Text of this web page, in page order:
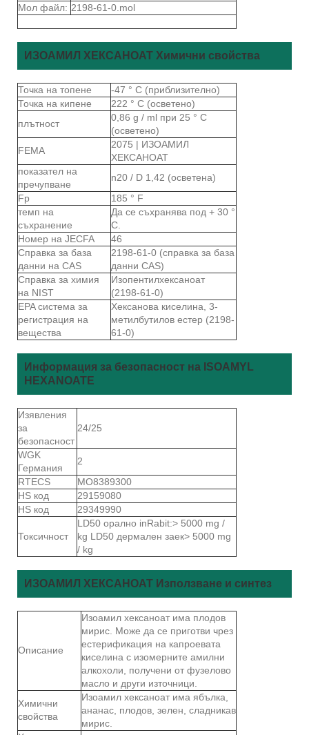
Мол файл: 2198-61-0.mol
ИЗОАМИЛ ХЕКСАНОАТ Химични свойства
Точка на топене
-47 ° C (приблизително)
Точка на кипене
222 ° C (осветено)
плътност
0,86 g / ml при 25 ° C
(осветено)
FEMA
2075 | ИЗОАМИЛ
ХЕКСАНОАТ
показател на
пречупване
n20 / D 1,42 (осветена)
Fp
185 ° F
темп на
съхранение
Да се ​​съхранява под + 30 °
C.
Номер на JECFA
46
Справка за база
данни на CAS
2198-61-0 (справка за база
данни CAS)
Справка за химия
на NIST
Изопентилхексаноат
(2198-61-0)
EPA система за
регистрация на
вещества
Хексанова киселина, 3-
метилбутилов естер (2198-
61-0)
Информация за безопасност на ISOAMYL
HEXANOATE
Изявления
за
безопасност
24/25
WGK
Германия
2
RTECS
MO8389300
HS код
29159080
HS код
29349990
Токсичност
LD50 орално inRabit:> 5000 mg /
kg LD50 дермален заек> 5000 mg
/ kg
ИЗОАМИЛ ХЕКСАНОАТ Използване и синтез
Описание
Изоамил хексаноат има плодов
мирис. Може да се приготви чрез
естерификация на капроевата
киселина с изомерните амилни
алкохоли, получени от фузелово
масло и други източници.
Химични
свойства
Изоамил хексаноат има ябълка,
ананас, плодов, зелен, сладникав
мирис.